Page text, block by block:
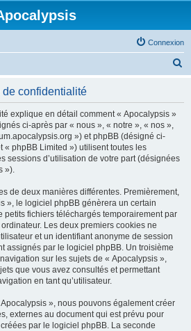
Connexion
confidentialité
explique en détail comment « Apocalypsis »
ci-après par « nous », « notre », « nos »,
») et phpBB (désigné ci-
« phpBB Limited ») utilisent toutes les
sessions d’utilisation de votre part (désignées
»).
de deux manières différentes. Premièrement,
», le logiciel phpBB génèrera un certain
petits fichiers téléchargés temporairement par
Les deux premiers cookies ne
et un identifiant anonyme de session
assignés par le logiciel phpBB. Un troisième
sur les sujets de « Apocalypsis »,
que vous avez consultés et permettant
en tant qu’utilisateur.
», nous pouvons également créer
externes au document qui est prévu pour
par le logiciel phpBB. La seconde